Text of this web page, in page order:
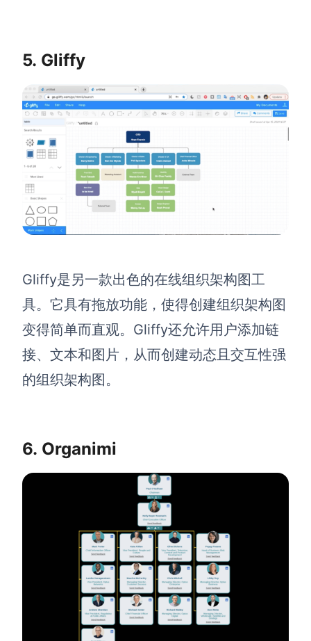
5. Gliffy
Gliffy是另一款出色的在线组织架构图工
具。它具有拖放功能，使得创建组织架构图
变得简单而直观。Gliffy还允许用户添加链
接、文本和图片，从而创建动态且交互性强
的组织架构图。
6. Organimi